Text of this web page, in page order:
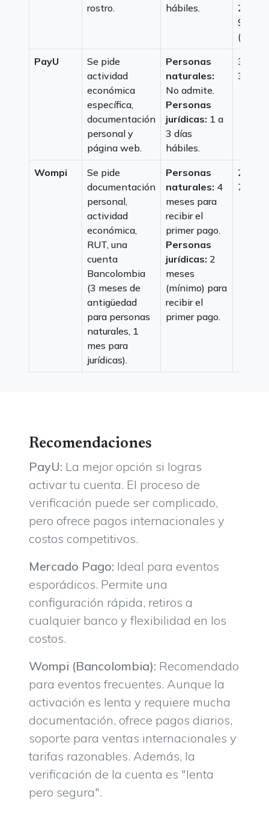
rostro.
hábiles.
2,79%
$952
(14
PayU
Se pide
actividad
económica
específica,
documentación
personal y
página web.
Personas
naturales:
No admite.
Personas
jurídicas: 1 a
3 días
hábiles.
3,29%
300
Wompi
Se pide
documentación
personal,
actividad
económica,
RUT, una
cuenta
Bancolombia
(3 meses de
antigüedad
para personas
naturales, 1
mes para
jurídicas).
Personas
naturales: 4
meses para
recibir el
primer pago.
Personas
jurídicas: 2
meses
(mínimo) para
recibir el
primer pago.
2,65%
700
Recomendaciones
PayU: La mejor opción si logras
activar tu cuenta. El proceso de
verificación puede ser complicado,
pero ofrece pagos internacionales y
costos competitivos.
Mercado Pago: Ideal para eventos
esporádicos. Permite una
configuración rápida, retiros a
cualquier banco y flexibilidad en los
costos.
Wompi (Bancolombia): Recomendado
para eventos frecuentes. Aunque la
activación es lenta y requiere mucha
documentación, ofrece pagos diarios,
soporte para ventas internacionales y
tarifas razonables. Además, la
verificación de la cuenta es "lenta
pero segura".